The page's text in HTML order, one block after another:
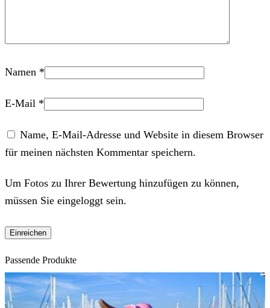
Namen *
E-Mail *
Name, E-Mail-Adresse und Website in diesem Browser
für meinen nächsten Kommentar speichern.
Um Fotos zu Ihrer Bewertung hinzufügen zu können,
müssen Sie eingeloggt sein.
Passende Produkte